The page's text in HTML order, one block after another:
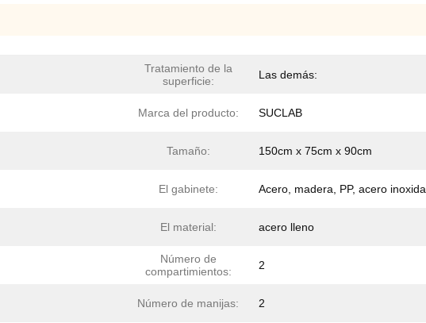
Tratamiento de la
superficie:
Las demás:
Marca del producto: SUCLAB
Tamaño: 150cm x 75cm x 90cm
El gabinete: Acero, madera, PP, acero
El material: acero lleno
Número de
compartimientos:
2
Número de manijas: 2